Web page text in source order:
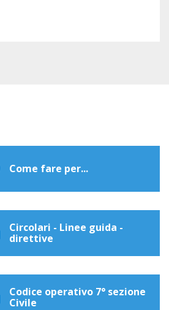
Come fare per...
Circolari - Linee guida -
direttive
Codice operativo 7° sezione
Civile